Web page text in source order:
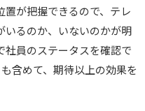
置が把握できるので、テレ
いるのか、いないのかが明
員のステータスを確認で
含めて、期待以上の効果を